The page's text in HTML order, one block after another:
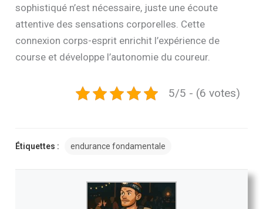
sophistiqué n’est nécessaire, juste une écoute
attentive des sensations corporelles. Cette
connexion corps-esprit enrichit l’expérience de
course et développe l’autonomie du coureur.
5/5 - (6 votes)
Étiquettes : endurance fondamentale